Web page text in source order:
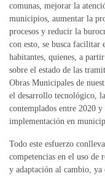
comunas, mejorar la
municipios, aumentar la
procesos y reducir la
con esto, se busca facilitar
habitantes, quienes, a
sobre el estado de las
Obras Municipales de
el desarrollo tecnológico,
contemplados entre 2020
implementación en
Todo este esfuerzo
competencias en el uso de
y adaptación al cambio,